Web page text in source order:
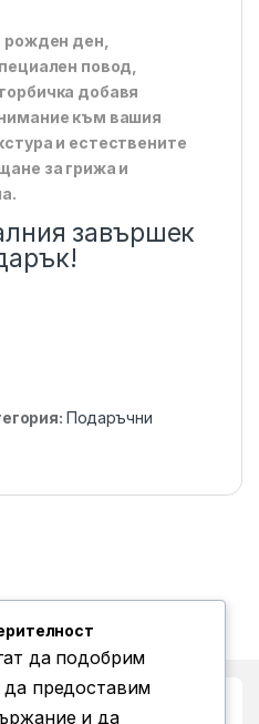
рожден ден,
повод,
добавя
към вашия
и естествените
за грижа и
завършек
Подаръчни
да подобрим
предоставим
и да